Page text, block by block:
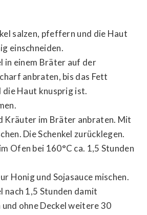
salzen, pfeffern und die Haut
einschneiden.
in einem Bräter auf der
anbraten, bis das Fett
Haut knusprig ist.
Kräuter im Bräter anbraten. Mit
Die Schenkel zurücklegen.
Ofen bei 160°C ca. 1,5 Stunden
Honig und Sojasauce mischen.
nach 1,5 Stunden damit
ohne Deckel weitere 30